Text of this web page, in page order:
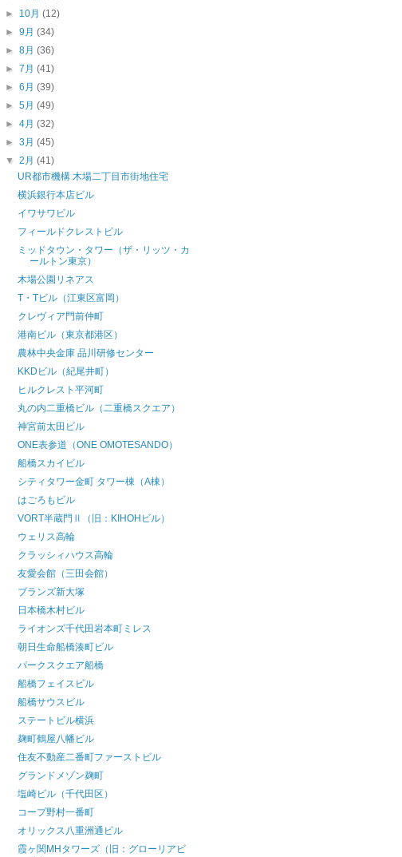
► 10月(12)
►9月(34)
►8月(36)
►7月(41)
►6月(39)
►5月(49)
►4月(32)
►3月(45)
▼2月(41)
UR都市機構 木場二丁目市街地住宅
横浜銀行本店ビル
イワサワビル
フィールドクレストビル
ミッドタウン・タワー（ザ・リッツ・カ
ールトン東京）
木場公園リネアス
T・Tビル（江東区富岡）
クレヴィア門前仲町
港南ビル（東京都港区）
農林中央金庫 品川研修センター
KKDビル（紀尾井町）
ヒルクレスト平河町
丸の内二重橋ビル（二重橋スクエア）
神宮前太田ビル
ONE表参道（ONE OMOTESANDO）
船橋スカイビル
シティタワー金町 タワー棟（A棟）
はごろもビル
VORT半蔵門Ⅱ（旧：KIHOHビル）
ウェリス高輪
クラッシィハウス高輪
友愛会館（三田会館）
ブランズ新大塚
日本橋木村ビル
ライオンズ千代田岩本町ミレス
朝日生命船橋湊町ビル
パークスクエア船橋
船橋フェイスビル
船橋サウスビル
ステートビル横浜
麹町鶴屋八幡ビル
住友不動産二番町ファーストビル
グランドメゾン麹町
塩崎ビル（千代田区）
コープ野村一番町
オリックス八重洲通ビル
霞ヶ関MHタワーズ（旧：グローリアビ